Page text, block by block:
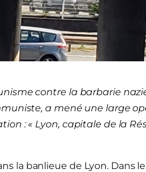
contre la barbarie
a mené une large
: « Lyon, capitale de la
la banlieue de Lyon. Dans